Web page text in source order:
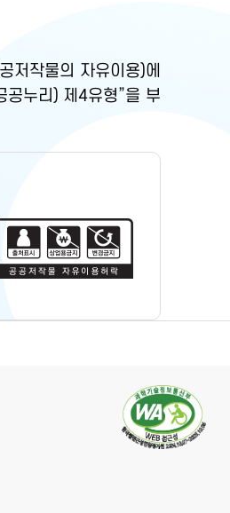
저작물의 자유이용)에
공누리) 제4유형”을 부